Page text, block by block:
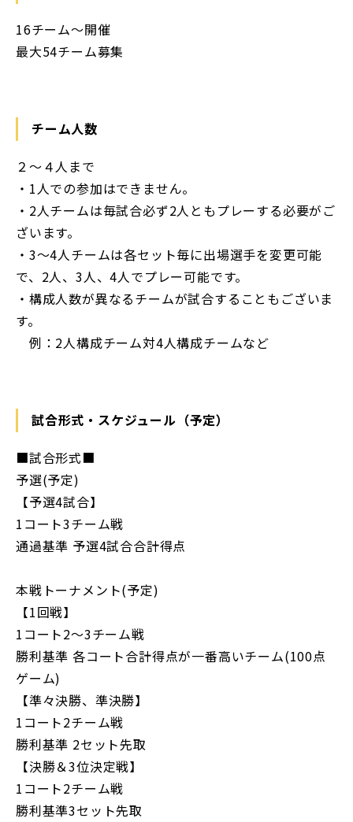
16チーム〜開催
最大54チーム募集
チーム人数
２〜４人まで
・1人での参加はできません。
・2人チームは毎試合必ず2人ともプレーする必要がご
ざいます。
・3〜4人チームは各セット毎に出場選手を変更可能
で、2人、3人、4人でプレー可能です。
・構成人数が異なるチームが試合することもございま
す。
例：2人構成チーム対4人構成チームなど
試合形式・スケジュール（予定）
■試合形式■
予選(予定)
【予選4試合】
1コート3チーム戦
通過基準 予選4試合合計得点
本戦トーナメント(予定)
【1回戦】
1コート2〜3チーム戦
勝利基準 各コート合計得点が一番高いチーム(100点
ゲーム)
【準々決勝、準決勝】
1コート2チーム戦
勝利基準 2セット先取
【決勝＆3位決定戦】
1コート2チーム戦
勝利基準3セット先取